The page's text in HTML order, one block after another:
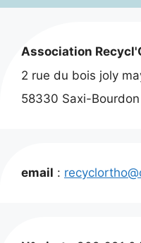
Association
2 rue du bois joly
58330 Saxi-Bourdon
email :